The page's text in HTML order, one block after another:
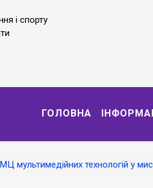
і спорту
ГОЛОВНА
мультимедійних технологій у